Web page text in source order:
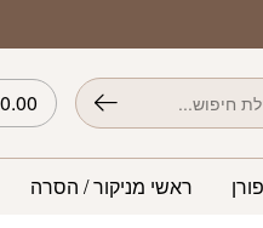
0.00
ראשי מניקור / הסרה